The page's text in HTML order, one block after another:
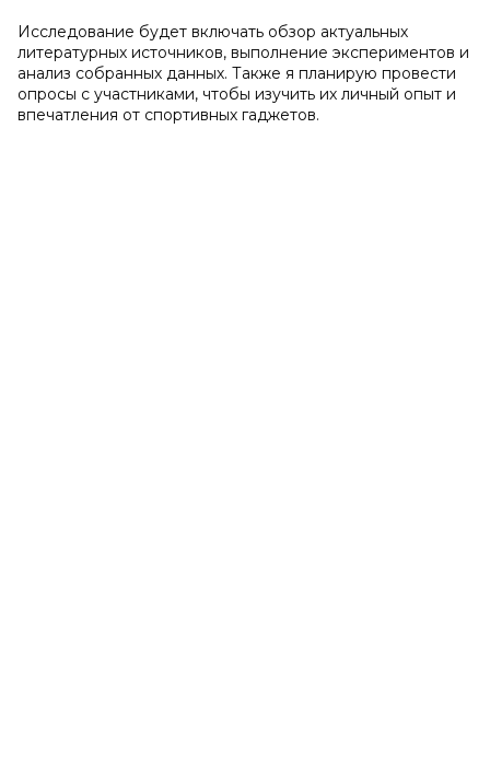
Исследование будет включать обзор актуальных
литературных источников, выполнение экспериментов и
анализ собранных данных. Также я планирую провести
опросы с участниками, чтобы изучить их личный опыт и
впечатления от спортивных гаджетов.